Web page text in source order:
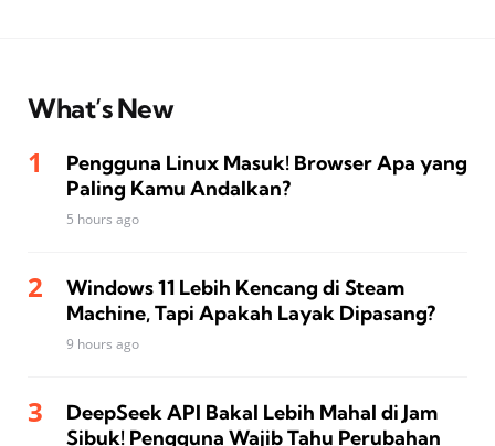
What’s New
Pengguna Linux Masuk! Browser Apa yang
Paling Kamu Andalkan?
5 hours ago
Windows 11 Lebih Kencang di Steam
Machine, Tapi Apakah Layak Dipasang?
9 hours ago
DeepSeek API Bakal Lebih Mahal di Jam
Sibuk! Pengguna Wajib Tahu Perubahan